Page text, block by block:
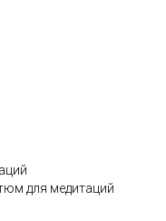
для медитаций